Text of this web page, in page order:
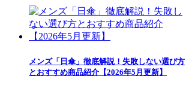
メンズ「日傘」徹底解説！失敗しない選び方
とおすすめ商品紹介【2026年5月更新】